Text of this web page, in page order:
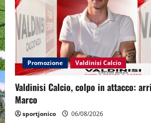
Promozione Valdinisi Calcio
Valdinisi Calcio, colpo in attacco:
Marco
sportjonico 06/08/2026